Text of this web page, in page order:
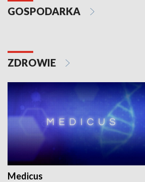
GOSPODARKA
ZDROWIE
Medicus